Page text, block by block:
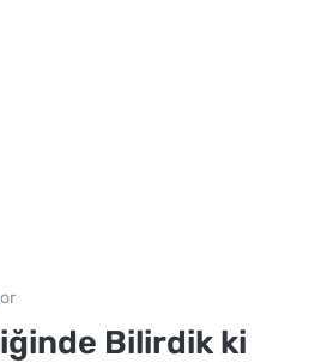
Bilirdik ki